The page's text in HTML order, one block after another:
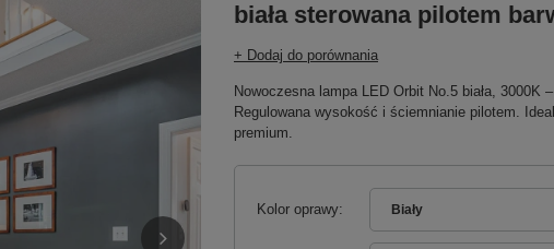
biała sterowana pilotem
+ Dodaj do porównania
Nowoczesna lampa LED Orbit No.5 biała, 3000K
Regulowana wysokość i ściemnianie pilotem.
premium.
Kolor oprawy Biały